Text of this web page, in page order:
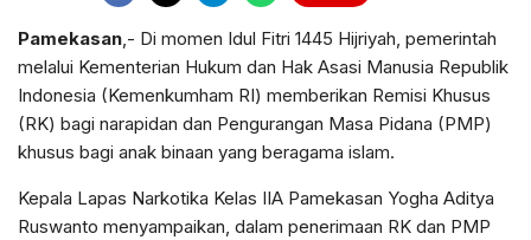
Pamekasan,- Di momen Idul Fitri 1445 Hijriyah, pemerintah
melalui Kementerian Hukum dan Hak Asasi Manusia Republik
Indonesia (Kemenkumham RI) memberikan Remisi Khusus
(RK) bagi narapidan dan Pengurangan Masa Pidana (PMP)
khusus bagi anak binaan yang beragama islam.
Kepala Lapas Narkotika Kelas IIA Pamekasan Yogha Aditya
Ruswanto menyampaikan, dalam penerimaan RK dan PMP